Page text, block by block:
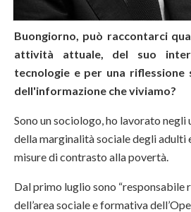
Buongiorno, può raccontarci
attività attuale, del suo
tecnologie e per una riflessione
dell'informazione che viviamo?
Sono un sociologo, ho lavorato negli
della marginalità sociale degli adulti
misure di contrasto alla povertà.
Dal primo luglio sono “responsabile
dell’area sociale e formativa